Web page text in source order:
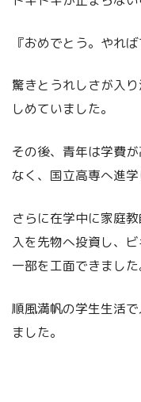
『おめでとう。やれ
驚きとうれしさが入
しめていました。
その後、青年は学費
なく、国立高専へ進学
さらに在学中に家庭
入を先物へ投資し、
一部を工面できました
順風満帆の学生生活
ました。